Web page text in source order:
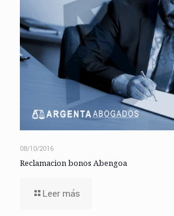
08/10/2016
Reclamacion bonos Abengoa
Leer más